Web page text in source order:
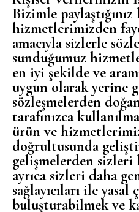
Bizimle
hizmetlerimizden
amacıyla sizlerle
sunduğumuz
en iyi şekilde ve
uygun olarak yerine
sözleşmelerden
tarafınızca
ürün ve
doğrultusunda
gelişmelerden sizleri
ayrıca sizleri daha
sağlayıcıları ile
buluşturabilmek ve